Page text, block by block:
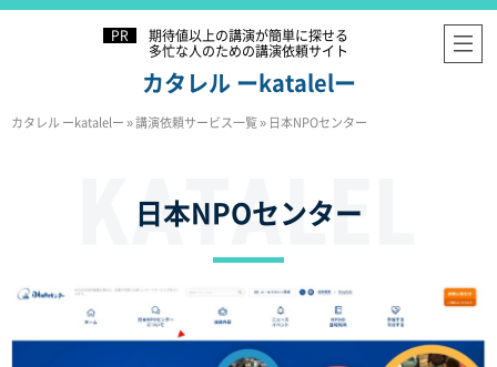
期待値以上の講演が簡単に探せる
多忙な人のための講演依頼サイト
カタレル ーkatalelー
カタレル ーkatalelー»講演依頼サービス一覧» 日本NPOセンター
日本NPOセンター